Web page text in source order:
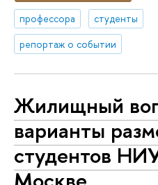
профессора
студенты
репортаж о событии
Жилищный
варианты
студентов